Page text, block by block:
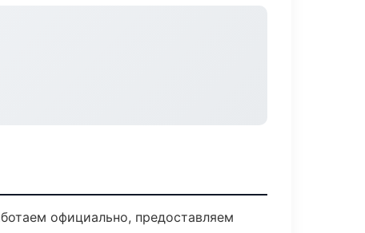
официально, предоставляем